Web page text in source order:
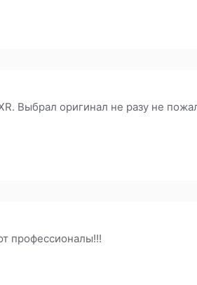
Выбрал оригинал не разу не
профессионалы!!!